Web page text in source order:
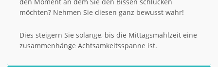
möchten? Nehmen Sie diesen ganz bewusst wahr!
Dies steigern Sie solange, bis die Mittagsmahlzeit eine
zusammenhänge Achtsamkeitsspanne ist.